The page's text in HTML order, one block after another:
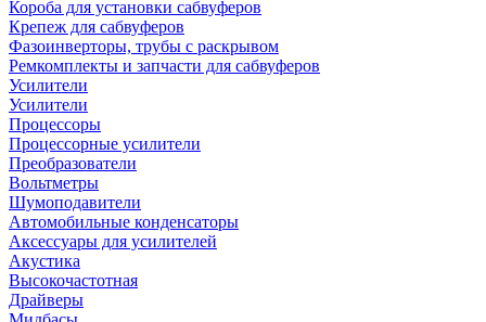
Короба для установки сабвуферов
Крепеж для сабвуферов
Фазоинверторы, трубы с раскрывом
Ремкомплекты и запчасти для сабвуферов
Усилители
Усилители
Процессоры
Процессорные усилители
Преобразователи
Вольтметры
Шумоподавители
Автомобильные конденсаторы
Аксессуары для усилителей
Акустика
Высокочастотная
Драйверы